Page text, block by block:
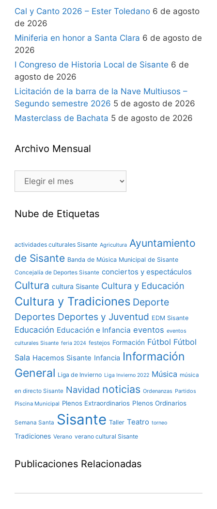
Cal y Canto 2026 – Ester Toledano 6 de agosto
de 2026
Miniferia en honor a Santa Clara 6 de agosto de
2026
I Congreso de Historia Local de Sisante 6 de
agosto de 2026
Licitación de la barra de la Nave Multiusos –
Segundo semestre 2026 5 de agosto de 2026
Masterclass de Bachata 5 de agosto de 2026
Archivo Mensual
Nube de Etiquetas
actividades culturales Sisante Agricultura Ayuntamiento
de Sisante Banda de Música Municipal de Sisante
Concejalía de Deportes Sisante conciertos y espectáculos
Cultura cultura Sisante Cultura y Educación
Cultura y Tradiciones Deporte
Deportes Deportes y Juventud EDM Sisante
Educación Educación e Infancia eventos eventos
culturales Sisante feria 2024 festejos Formación Fútbol Fútbol
Sala Hacemos Sisante Infancia Información
General Liga de Invierno Liga Invierno 2022 Música música
en directo Sisante Navidad noticias Ordenanzas Partidos
Piscina Municipal Plenos Extraordinarios Plenos Ordinarios
Semana Santa Sisante Taller Teatro torneo
Tradiciones Verano verano cultural Sisante
Publicaciones Relacionadas